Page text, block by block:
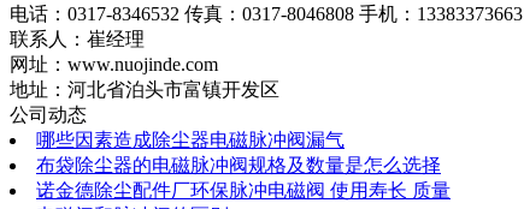
电话： 0317-8346532 传真： 0317-8046808 手机：13383373663
联系人：崔经理
网址：www.nuojinde.com
地址：河北省泊头市富镇开发区
公司动态
哪些因素造成除尘器电磁脉冲阀漏气
布袋除尘器的电磁脉冲阀规格及数量是怎么选择
诺金德除尘配件厂环保脉冲电磁阀 使用寿长 质量